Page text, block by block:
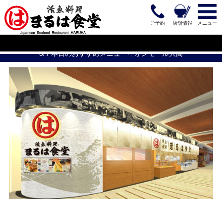
メニュー
店舗情報
ご予約
6/1 本日のおすすめメニューイオンモール大高